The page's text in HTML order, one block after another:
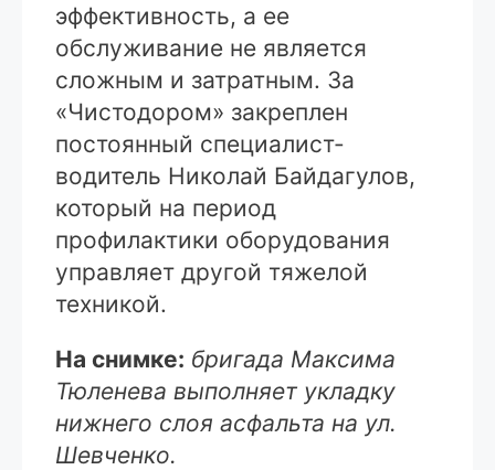
эффективность, а ее
обслуживание не является
сложным и затратным. За
«Чистодором» закреплен
постоянный специалист-
водитель Николай Байдагулов,
который на период
профилактики оборудования
управляет другой тяжелой
техникой.
На снимке: бригада Максима
Тюленева выполняет укладку
нижнего слоя асфальта на ул.
Шевченко.